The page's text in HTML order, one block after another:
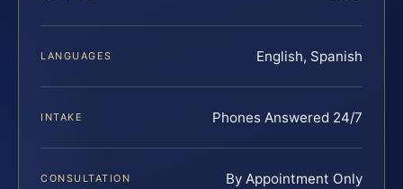
LANGUAGES English, Spanish
INTAKE Phones Answered 24/7
CONSULTATION By Appointment Only